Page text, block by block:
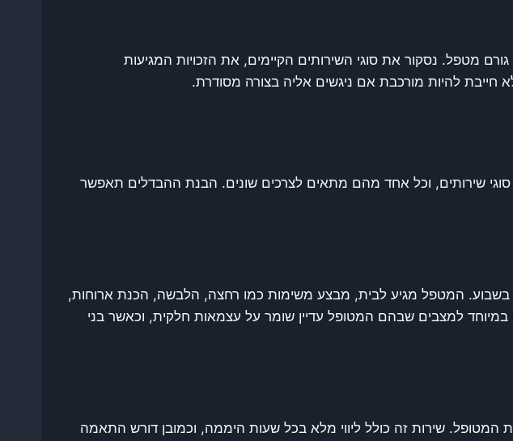
מטפל. נסקור את סוגי השירותים הקיימים, את הזכויות המגיעות
להיות מורכבת אם ניגשים אליה בצורה מסודרת.
שירותים, וכל אחד מהם מתאים לצרכים שונים. הבנת ההבדלים תאפשר
בשבוע. המטפל מגיע לבית, מבצע משימות כמו רחצה, הלבשה, הכנת ארוחות,
במיוחד למצבים שבהם המטופל עדיין שומר על עצמאות חלקית, וכאשר בני
שירות זה כולל ליווי מלא בכל שעות היממה, וכמובן דורש התאמה